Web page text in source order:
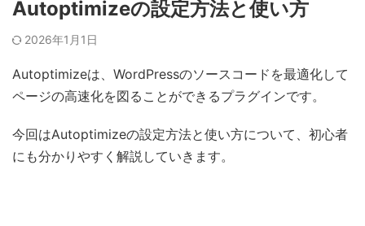
Autoptimizeの設定方法と使い方
2026年1月1日
Autoptimizeは、WordPressのソースコードを最適化して
ページの高速化を図ることができるプラグインです。
今回はAutoptimizeの設定方法と使い方について、初心者
にも分かりやすく解説していきます。